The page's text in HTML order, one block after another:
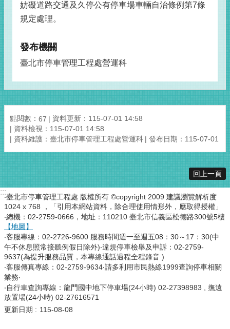
妨礙道路交通及久停公有停車場車輛自治條例第7條
規定處理。
發布機關
臺北市停車管理工程處營運科
點閱數： 67
資料更新：115-07-01 14:58
資料檢視：115-07-01 14:58
資料維護：臺北市停車管理工程處營運科
發布日期：115-07-01
回上一頁
:::
‧臺北市停車管理工程處 版權所有 ©copyright 2009 建議瀏覽解析度
1024 x 768 ，「引用本網站資料，除合理使用情形外，應取得授權」
‧總機：02-2759-0666，地址：110210 臺北市信義區松德路300號5樓
【地圖】
‧客服專線：02-2726-9600 服務時間週一至週五08：30～17：30(中
午不休息照常接聽例假日除外)‧違規停車檢舉及申訴：02-2759-
9637(為提升服務品質，本專線通話過程全程錄音 )
‧客服傳真專線：02-2759-9634‧請多利用市民熱線1999查詢停車相關
業務‧
‧自行車查詢專線：龍門國中地下停車場(24小時) 02-27398983 , 撫遠
放置場(24小時) 02-27616571
更新日期
115-08-08